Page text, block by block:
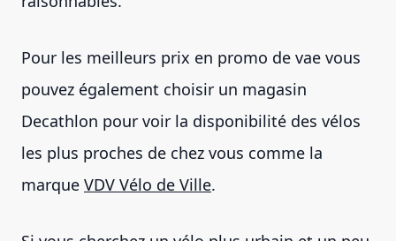
Pour les meilleurs prix en promo de vae vous
pouvez également choisir un magasin
Decathlon pour voir la disponibilité des vélos
les plus proches de chez vous comme la
marque VDV Vélo de Ville.